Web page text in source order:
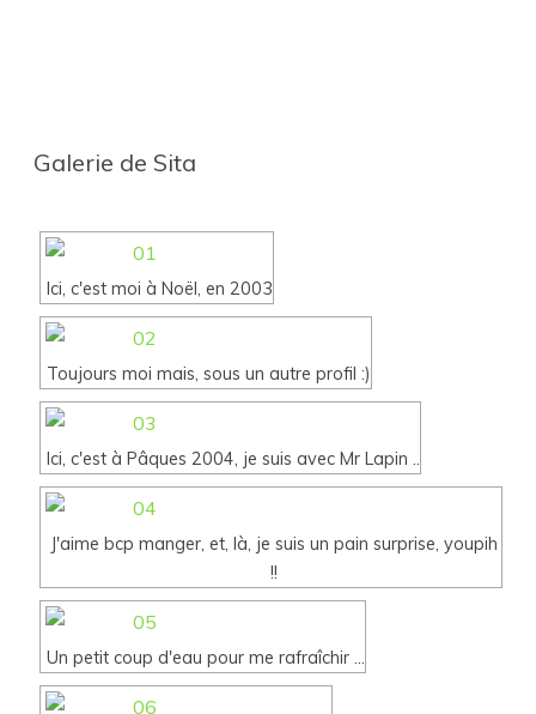
Galerie de Sita
Ici, c'est moi à Noël, en 2003
Toujours moi mais, sous un autre profil :)
Ici, c'est à Pâques 2004, je suis avec Mr Lapin ..
J'aime bcp manger, et, là, je suis un pain surprise, youpih
!!
Un petit coup d'eau pour me rafraîchir ...